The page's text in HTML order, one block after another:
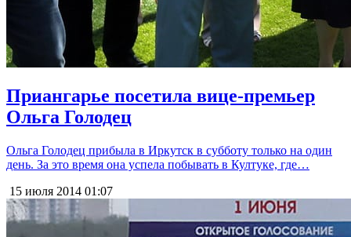
Приангарье посетила вице-премьер
Ольга Голодец
Ольга Голодец прибыла в Иркутск в субботу только на один
день. За это время она успела побывать в Култуке, где…
15 июля 2014 01:07